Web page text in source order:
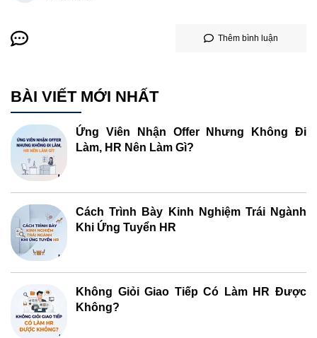
Thêm bình luận
BÀI VIẾT MỚI NHẤT
Ứng Viên Nhận Offer Nhưng Không Đi
Làm, HR Nên Làm Gì?
Cách Trình Bày Kinh Nghiệm Trái Ngành
Khi Ứng Tuyển HR
Không Giỏi Giao Tiếp Có Làm HR Được
Không?